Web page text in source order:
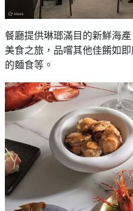
餐廳提供琳瑯滿目的新鮮海
美食之旅，品嚐其他佳餚如
的麵食等。